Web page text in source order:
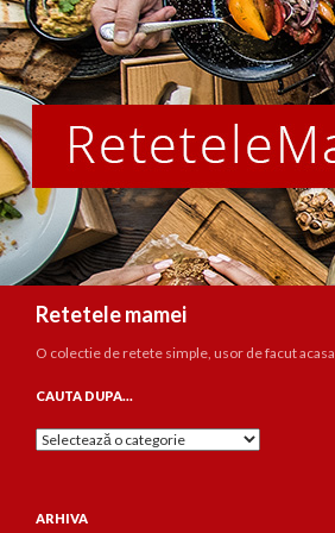
Retetele mamei
O colectie de retete simple, usor de facut acasa
CAUTA DUPA…
Cauta
ARHIVA